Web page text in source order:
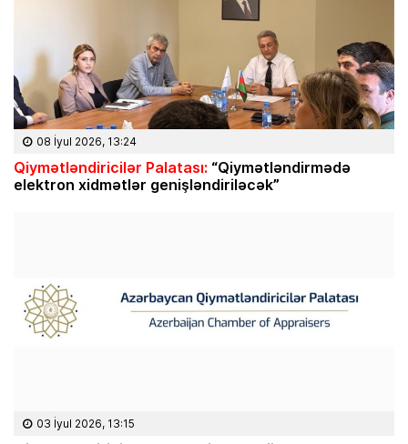
08 İyul 2026, 13:24
Qiymətləndiricilər Palatası: “Qiymətləndirmədə
elektron xidmətlər genişləndiriləcək”
03 İyul 2026, 13:15